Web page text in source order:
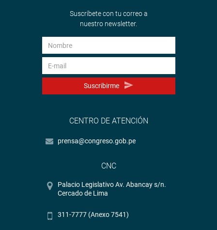
Suscríbete con tu correo a
nuestro newsletter.
Suscribirme
CENTRO DE ATENCIÓN
prensa@congreso.gob.pe
CNC
Palacio Legislativo Av. Abancay s/n.
Cercado de Lima
311-7777 (Anexo 7541)